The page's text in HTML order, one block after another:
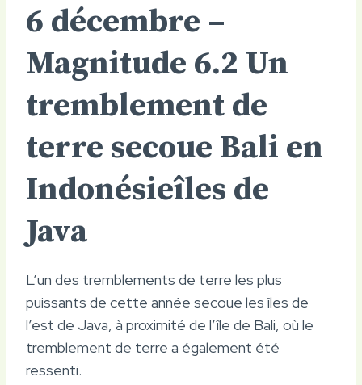
6 décembre –
Magnitude 6.2 Un
tremblement de
terre secoue Bali en
Indonésieîles de
Java
L’un des tremblements de terre les plus
puissants de cette année secoue les îles de
l’est de Java, à proximité de l’île de Bali, où le
tremblement de terre a également été
ressenti.